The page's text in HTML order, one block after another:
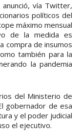
vía Twitter,
políticos del
máximo mensual
de la medida es
compra de insumos
también para la
la pandemia
del Ministerio de
gobernador de esa
y el poder judicial
el ejecutivo.